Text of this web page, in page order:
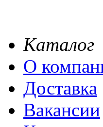
Каталог
О
Доставка
Вакансии